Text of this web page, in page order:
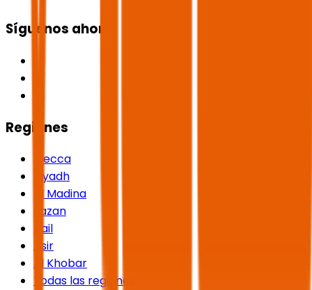
Síguenos ahora
Regiones
Mecca
Riyadh
Al Madina
Jazan
Hail
Asir
Al Khobar
Todas las regiones